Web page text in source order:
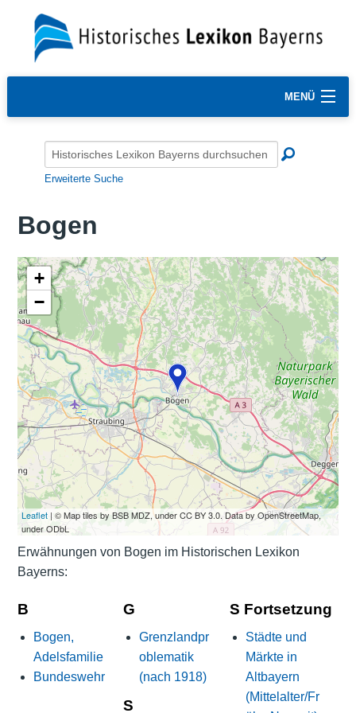
MENÜ
Erweiterte Suche
Bogen
+
−
Leaflet| © Map tiles by BSB MDZ, under CC BY 3.0. Data by OpenStreetMap,
under ODbL
Erwähnungen von Bogen im Historischen Lexikon
Bayerns:
B
Bogen,
Adelsfamilie
Bundeswehr
G
Grenzlandpr
oblematik
(nach 1918)
S
S Fortsetzung
Städte und
Märkte in
Altbayern
(Mittelalter/Fr